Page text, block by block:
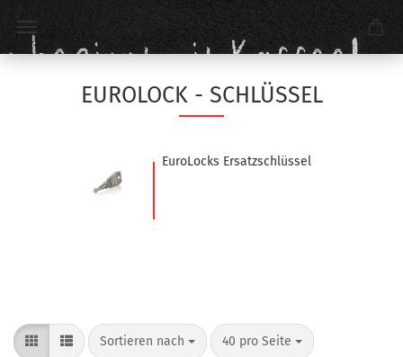
EUROLOCK - SCHLÜSSEL
EuroLocks Ersatzschlüssel
Sortieren nach 40 pro Seite